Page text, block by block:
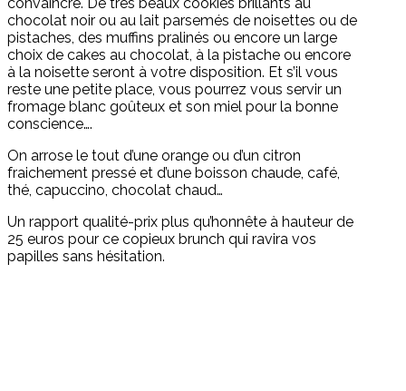
chocolat noir ou au lait parsemés de noisettes ou de
pistaches, des muffins pralinés ou encore un large
choix de cakes au chocolat, à la pistache ou encore
à la noisette seront à votre disposition. Et s’il vous
reste une petite place, vous pourrez vous servir un
fromage blanc goûteux et son miel pour la bonne
conscience….
On arrose le tout d’une orange ou d’un citron
fraichement pressé et d’une boisson chaude, café,
thé, capuccino, chocolat chaud…
Un rapport qualité-prix plus qu’honnête à hauteur de
25 euros pour ce copieux brunch qui ravira vos
papilles sans hésitation.